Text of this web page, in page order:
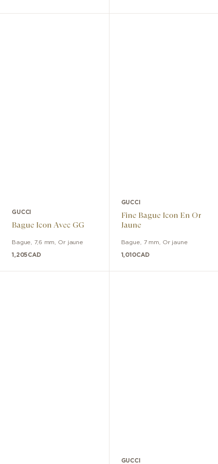
GUCCI
Bague Icon Avec GG
Bague 7,6 mm Or jaune
1,205CAD
GUCCI
Fine Bague Icon En Or
Jaune
Bague 7 mm Or jaune
1,010CAD
GUCCI